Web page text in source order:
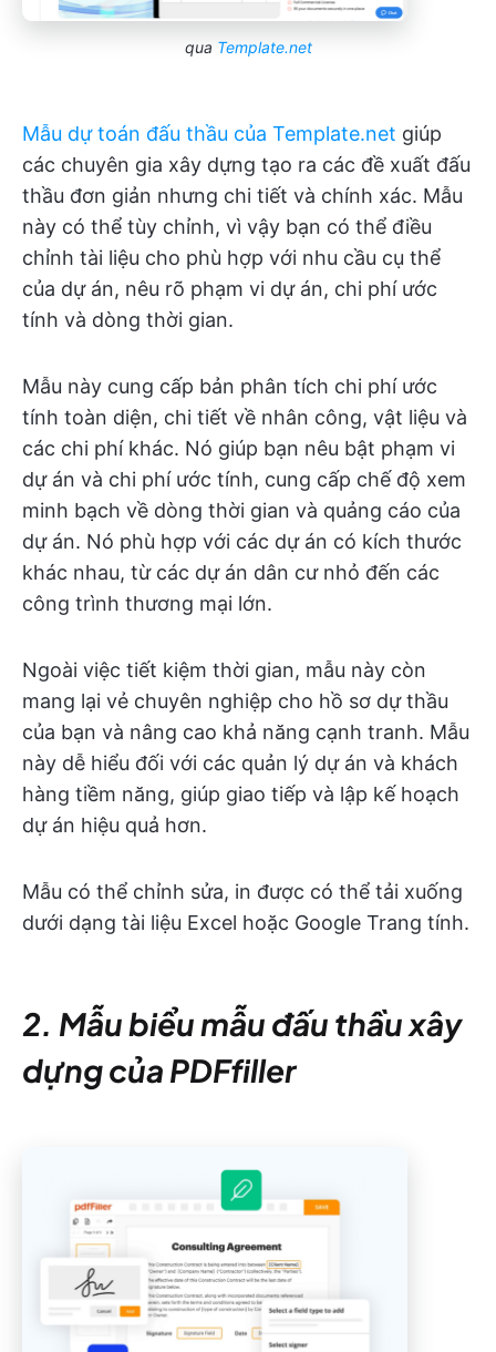
qua Template.net
Mẫu dự toán đấu thầu của Template.net giúp
các chuyên gia xây dựng tạo ra các đề xuất đấu
thầu đơn giản nhưng chi tiết và chính xác. Mẫu
này có thể tùy chỉnh, vì vậy bạn có thể điều
chỉnh tài liệu cho phù hợp với nhu cầu cụ thể
của dự án, nêu rõ phạm vi dự án, chi phí ước
tính và dòng thời gian.
Mẫu này cung cấp bản phân tích chi phí ước
tính toàn diện, chi tiết về nhân công, vật liệu và
các chi phí khác. Nó giúp bạn nêu bật phạm vi
dự án và chi phí ước tính, cung cấp chế độ xem
minh bạch về dòng thời gian và quảng cáo của
dự án. Nó phù hợp với các dự án có kích thước
khác nhau, từ các dự án dân cư nhỏ đến các
công trình thương mại lớn.
Ngoài việc tiết kiệm thời gian, mẫu này còn
mang lại vẻ chuyên nghiệp cho hồ sơ dự thầu
của bạn và nâng cao khả năng cạnh tranh. Mẫu
này dễ hiểu đối với các quản lý dự án và khách
hàng tiềm năng, giúp giao tiếp và lập kế hoạch
dự án hiệu quả hơn.
Mẫu có thể chỉnh sửa, in được có thể tải xuống
dưới dạng tài liệu Excel hoặc Google Trang tính.
2. Mẫu biểu mẫu đấu thầu xây
dựng của PDFfiller